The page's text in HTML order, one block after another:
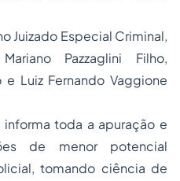
Juizado Especial Criminal,
Pazzaglini Filho,
Luiz Fernando Vaggione
informa toda a apuração e
de menor potencial
tomando ciência de